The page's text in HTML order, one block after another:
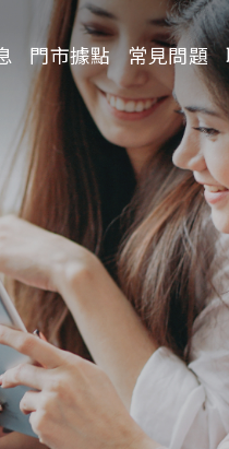
請選擇分類
門市據點 常見問題